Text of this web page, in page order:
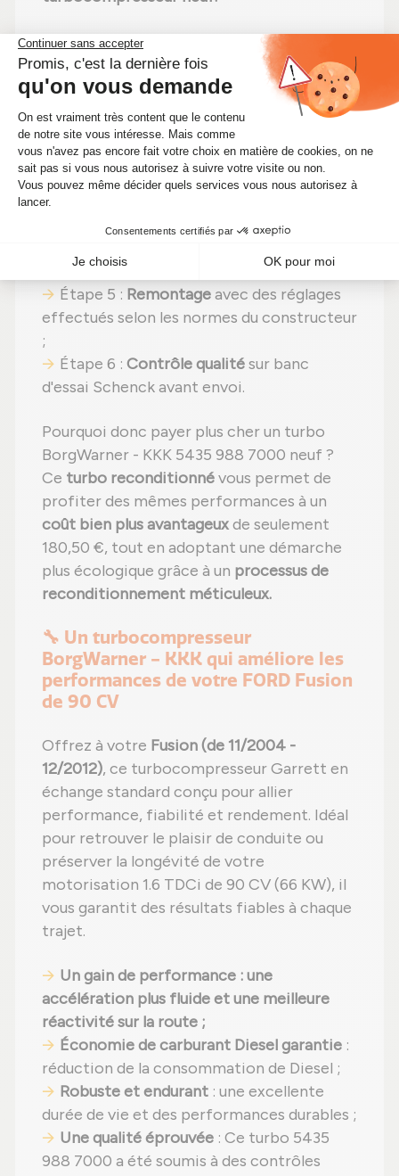
Quelles sont les différentes étapes du
reconditionnement d'un turbo Diesel ?
Étape 1 : Désassemblage
total pour une
vérification complète ;
Étape 2 :Nettoyage minutieuxpour
éliminer toute impureté ;
élément ;
détériorées par des composants neufs ;
Étape 5 : Remontageavec des réglages
effectués selon les normes du constructeur
;
Étape 6 : Contrôle qualitésur banc
d'essai Schenck avant envoi.
Pourquoi donc payer plus cher un turbo
BorgWarner - KKK 5435 988 7000 neuf ?
Ce turbo reconditionnévous permet de
profiter des mêmes performances à un
coût bien plus avantageuxde seulement
180,50 €, tout en adoptant une démarche
plus écologique grâce à un processus de
reconditionnement méticuleux.
🔧 Un turbocompresseur
BorgWarner - KKK qui améliore les
performances de votre FORD Fusion
de 90 CV
Offrez à votre Fusion (de 11/2004 -
12/2012), ce turbocompresseur Garrett en
échange standard conçu pour allier
performance, fiabilité et rendement. Idéal
pour retrouver le plaisir de conduite ou
préserver la longévité de votre
motorisation 1.6 TDCi de 90 CV (66 KW), il
vous garantit des résultats fiables à chaque
trajet.
Un gain de performance : une
accélération plus fluide et une meilleure
réactivité sur la route ;
Économie de carburant Diesel garantie :
réduction de la consommation de Diesel ;
Robuste et endurant : une excellente
durée de vie et des performances durables ;
Une qualité éprouvée : Ce turbo 5435
988 7000 a été soumis à des contrôles